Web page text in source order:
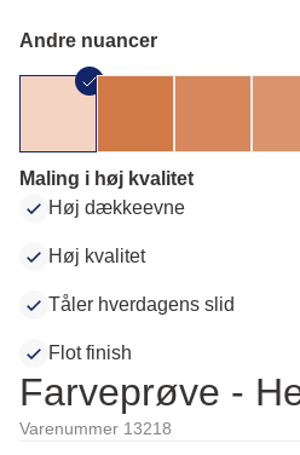
Andre nuancer
Maling i høj kvalitet
Høj dækkeevne
Høj kvalitet
Tåler hverdagens slid
Flot finish
Farveprøve -
Varenummer 13218